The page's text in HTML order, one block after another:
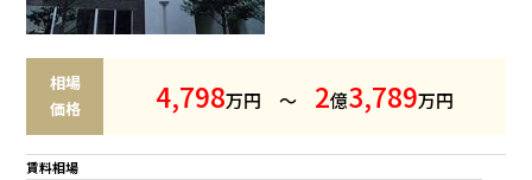
相場
価格
4,798万円 ～ 2億3,789万円
賃料相場